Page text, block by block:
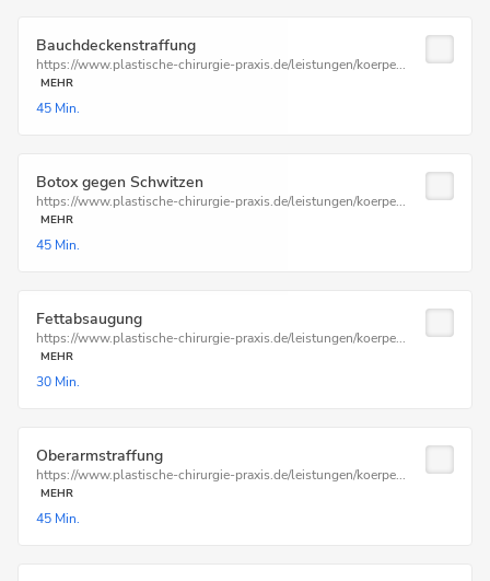
Bauchdeckenstraffung
https://www.plastische-chirurgie-praxis.de/leistungen/koerpe...
MEHR
45 Min.
Botox gegen Schwitzen
https://www.plastische-chirurgie-praxis.de/leistungen/koerpe...
MEHR
45 Min.
Fettabsaugung
https://www.plastische-chirurgie-praxis.de/leistungen/koerpe...
MEHR
30 Min.
Oberarmstraffung
https://www.plastische-chirurgie-praxis.de/leistungen/koerpe...
MEHR
45 Min.